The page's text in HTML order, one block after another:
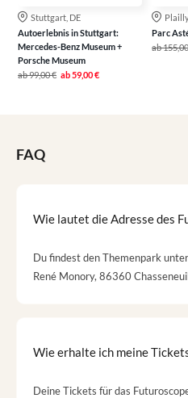
Stuttgart, DE
Autoerlebnis in Stuttgart:
Mercedes-Benz Museum +
Porsche Museum
ab99,00 € ab59,00 €
Parc
ab
FAQ
Wie lautet die Adresse des
Du findest den Themenpark
René Monory, 86360
Wie erhalte ich meine
Deine Tickets für das